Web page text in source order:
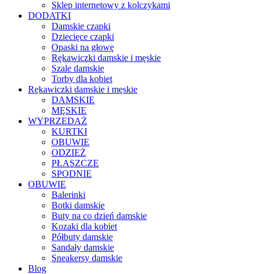
Sklep internetowy z kolczykami
DODATKI
Damskie czapki
Dziecięce czapki
Opaski na głowę
Rękawiczki damskie i męskie
Szale damskie
Torby dla kobiet
Rękawiczki damskie i męskie
DAMSKIE
MĘSKIE
WYPRZEDAŻ
KURTKI
OBUWIE
ODZIEŻ
PŁASZCZE
SPODNIE
OBUWIE
Balerinki
Botki damskie
Buty na co dzień damskie
Kozaki dla kobiet
Półbuty damskie
Sandały damskie
Sneakersy damskie
Blog